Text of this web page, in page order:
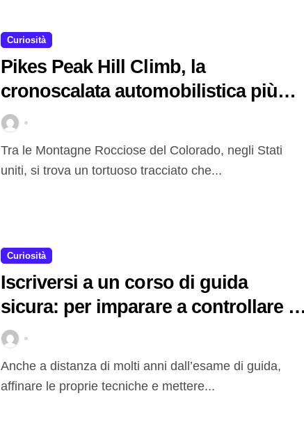
Curiosità
Pikes Peak Hill Climb, la
cronoscalata automobilistica più
famosa al mondo
Tra le Montagne Rocciose del Colorado, negli Stati
uniti, si trova un tortuoso tracciato che...
Curiosità
Iscriversi a un corso di guida
sicura: per imparare a controllare le
situazioni di pericolo
Anche a distanza di molti anni dall’esame di guida,
affinare le proprie tecniche e mettere...